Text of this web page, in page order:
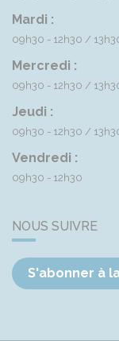
Mardi :
09h30 - 12h30
Mercredi :
09h30 - 12h30
Jeudi :
09h30 - 12h30
Vendredi :
09h30 - 12h30
NOUS SUIVRE
S'abonner à